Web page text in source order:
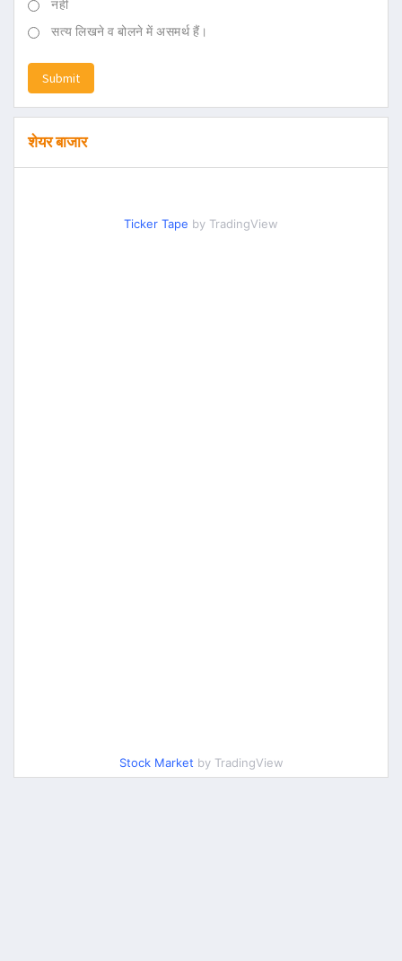
नहीं
सत्य लिखने व बोलने में असमर्थ हैं।
Submit
शेयर बाजार
Ticker Tape by TradingView
Stock Market by TradingView